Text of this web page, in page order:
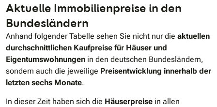
Aktuelle Immobilienpreise in den
Bundesländern
Anhand folgender Tabelle sehen Sie nicht nur die aktuellen
durchschnittlichen Kaufpreise für Häuser und
Eigentumswohnungen in den deutschen Bundesländern,
sondern auch die jeweilige Preisentwicklung innerhalb der
letzten sechs Monate.
In dieser Zeit haben sich die Häuserpreise in allen